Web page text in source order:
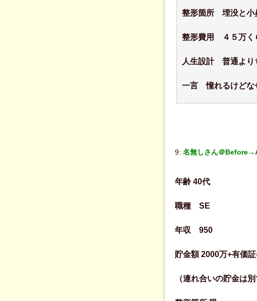
整形箇所 埋没と小
整形費用 ４５万く
人生設計 普通より
一言 憧れるけどな
9: 名無しさん＠
年齢 40代
職種 SE
年収 950
貯金額 2000万+有価
（連れ合いの貯金は別